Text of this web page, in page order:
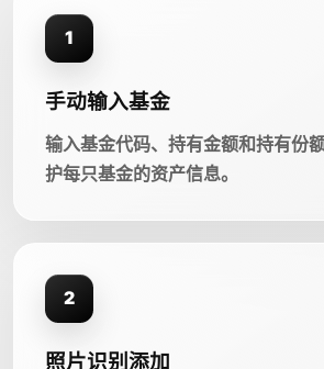
1
手动输入基金
输入基金代码、持有金额和持有份
护每只基金的资产信息。
2
照片识别添加